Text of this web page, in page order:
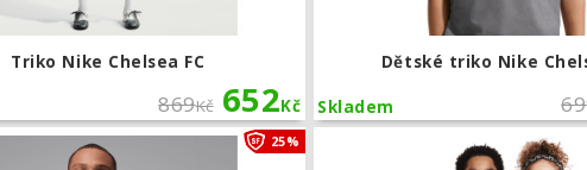
Triko Nike Chelsea FC
869Kč 652Kč
Dětské triko Nike
Skladem
25% Triko Nike Air Jordan PSG Practice